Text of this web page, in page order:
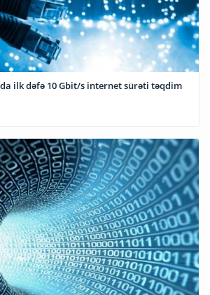
ilk dəfə 10 Gbit/s internet sürəti təqdim